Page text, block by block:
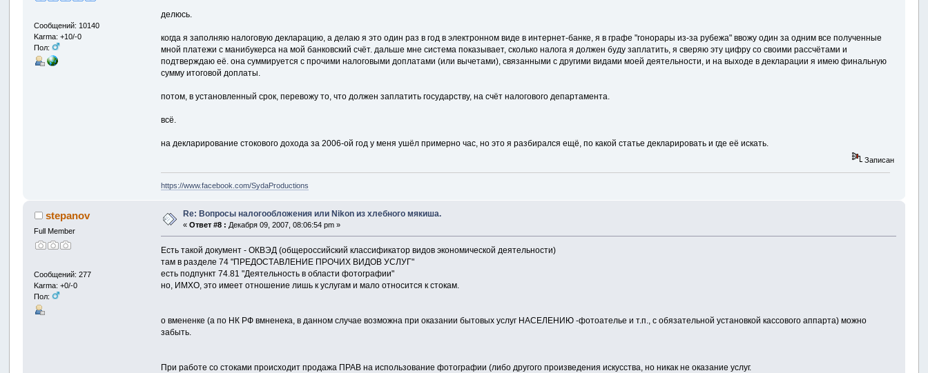
Сообщений: 10140
Karma: +10/-0
Пол:
делюсь.
когда я заполняю налоговую декларацию, а делаю я это один раз в год в электронном виде в интернет-банке, я в графе "гонорары из-за рубежа" ввожу один за одним все полученные
мной платежи с манибукерса на мой банковский счёт. дальше мне система показывает, сколько налога я должен буду заплатить, я сверяю эту цифру со своими рассчётами и
подтверждаю её. она суммируется с прочими налоговыми доплатами (или вычетами), связанными с другими видами моей деятельности, и на выходе в декларации я имею финальную
сумму итоговой доплаты.
потом, в установленный срок, перевожу то, что должен заплатить государству, на счёт налогового департамента.
всё.
на декларирование стокового дохода за 2006-ой год у меня ушёл примерно час, но это я разбирался ещё, по какой статье декларировать и где её искать.
Записан
https://www.facebook.com/SydaProductions
stepanov
Full Member
Сообщений: 277
Karma: +0/-0
Пол:
Re: Вопросы налогообложения или Nikon из хлебного мякиша.
«Ответ #8 : Декабря 09, 2007, 08:06:54 pm »
Есть такой документ - ОКВЭД (общероссийский классификатор видов экономической деятельности)
там в разделе 74 "ПРЕДОСТАВЛЕНИЕ ПРОЧИХ ВИДОВ УСЛУГ"
есть подпункт 74.81 "Деятельность в области фотографии"
но, ИМХО, это имеет отношение лишь к услугам и мало относится к стокам.
о вмененке (а по НК РФ вмненека, в данном случае возможна при оказании бытовых услуг НАСЕЛЕНИЮ -фотоателье и т.п., с обязательной установкой кассового аппарта) можно
забыть.
При работе со стоками происходит продажа ПРАВ на использование фотографии (либо другого произведения искусства, но никак не оказание услуг.